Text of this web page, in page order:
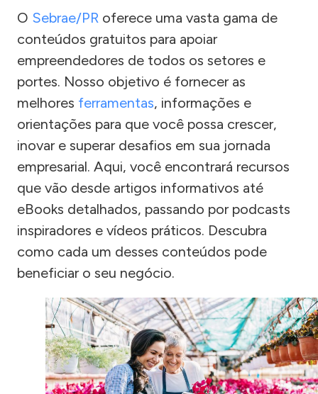
O Sebrae/PR oferece uma vasta gama de
conteúdos gratuitos para apoiar
empreendedores de todos os setores e
portes. Nosso objetivo é fornecer as
melhores ferramentas, informações e
orientações para que você possa crescer,
inovar e superar desafios em sua jornada
empresarial. Aqui, você encontrará recursos
que vão desde artigos informativos até
eBooks detalhados, passando por podcasts
inspiradores e vídeos práticos. Descubra
como cada um desses conteúdos pode
beneficiar o seu negócio.